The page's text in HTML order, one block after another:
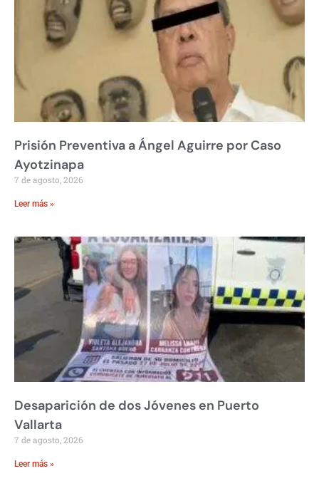
Prisión Preventiva a Ángel Aguirre por Caso
Ayotzinapa
7 de agosto, 2026
Leer más »
Desaparición de dos Jóvenes en Puerto
Vallarta
7 de agosto, 2026
Leer más »